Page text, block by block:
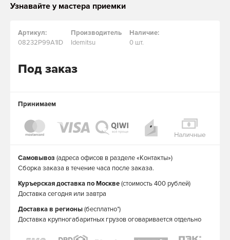
Узнавайте у мастера приемки
Артикул:
08232P99A1ID
Производитель
Idemitsu
Наличие:
0 шт.
Под заказ
Принимаем
Самовывоз (адреса офисов в разделе «Контакты»)
Сборка заказа в течение часа после заказа.
Куръерская доставка по Москве(стоимость 400 рублей)
Доставка сегодня или завтра
Доставка в регионы(бесплатно*)
Доставка крупногабаритных грузов оговаривается отдельно